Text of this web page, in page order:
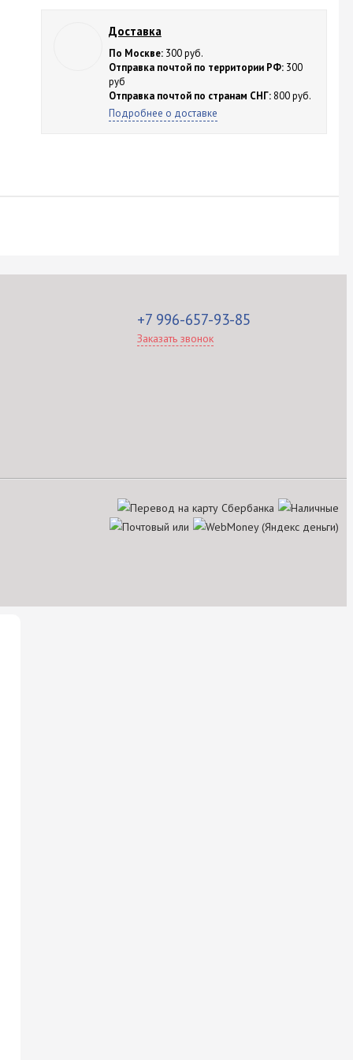
Доставка
По Москве:300 руб.
Отправка почтой по территории РФ:300
руб
Отправка почтой по странам СНГ:800 руб.
Подробнее о доставке
+7 996-657-93-85
Заказать звонок